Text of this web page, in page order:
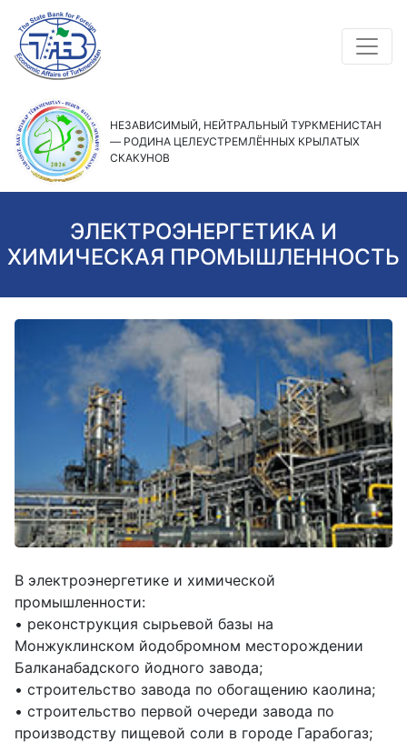
НЕЗАВИСИМЫЙ, НЕЙТРАЛЬНЫЙ ТУРКМЕНИСТАН
— РОДИНА ЦЕЛЕУСТРЕМЛЁННЫХ КРЫЛАТЫХ
СКАКУНОВ
ЭЛЕКТРОЭНЕРГЕТИКА И
ХИМИЧЕСКАЯ ПРОМЫШЛЕННОСТЬ
В электроэнергетике и химической
промышленности:
• реконструкция сырьевой базы на
Монжуклинском йодобромном месторождении
Балканабадского йодного завода;
• строительство завода по обогащению каолина;
• строительство первой очереди завода по
производству пищевой соли в городе Гарабогаз;